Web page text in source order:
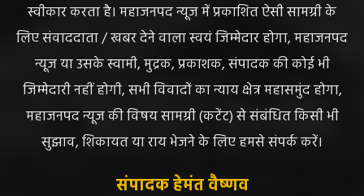
स्वीकार करता है। महाजनपद न्यूज में प्रकाशित ऐसी सामग्री के
लिए संवाददाता / खबर देने वाला स्वयं जिम्मेदार होगा, महाजनपद
न्यूज या उसके स्वामी, मुद्रक, प्रकाशक, संपादक की कोई भी
जिम्मेदारी नहीं होगी, सभी विवादों का न्याय क्षेत्र महासमुंद होगा,
महाजनपद न्यूज की विषय सामग्री (कटेंट) से संबंधित किसी भी
सुझाव, शिकायत या राय भेजने के लिए हमसे संपर्क करें।
संपादक हेमंत वैष्णव